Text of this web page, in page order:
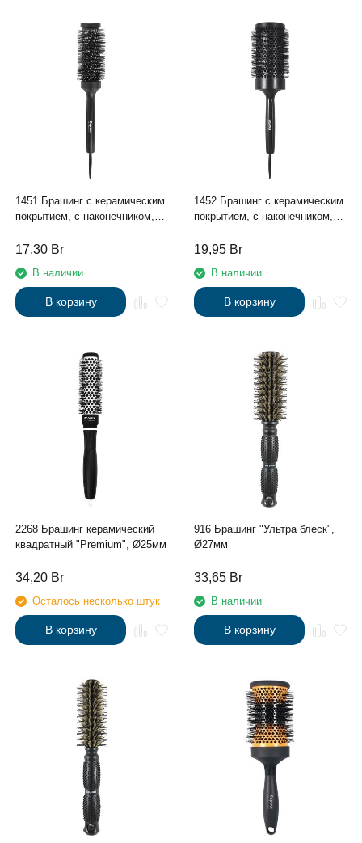
1451 Брашинг с керамическим
покрытием, с наконечником,
17,30 Br
В наличии
В корзину
1452 Брашинг с керамическим
покрытием, с наконечником,
19,95 Br
В наличии
В корзину
2268 Брашинг керамический
квадратный "Premium", Ø25мм
34,20 Br
Осталось несколько штук
В корзину
916 Брашинг "Ультра блеск",
Ø27мм
33,65 Br
В наличии
В корзину